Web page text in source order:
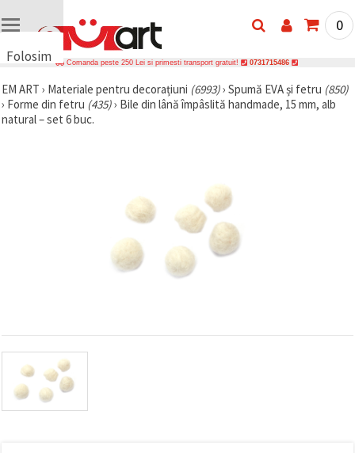
Folosim
uri
🍪 Folosim
cookie-uri
afișa
conținut și
reclame
mai
relevante,
0
Comanda peste 250 Lei si primesti transport gratuit! 0731715486
EM ART › Materiale pentru decorațiuni (6993)› Spumă EVA și fetru (850)
› Forme din fetru (435)› Bile din lână împâslită handmade, 15 mm, alb
natural – set 6 buc.